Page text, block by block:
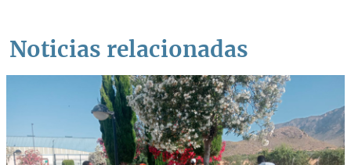
Noticias relacionadas